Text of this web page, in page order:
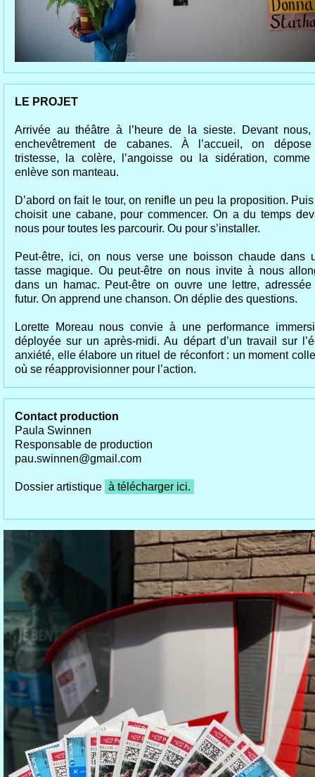
LE PROJET
Arrivée au théâtre à l’heure de la sieste. Devant nous,
enchevêtrement de cabanes. À l’accueil, on
tristesse, la colère, l’angoisse ou la sidération, comme
enlève son manteau.
D’abord on fait le tour, on renifle un peu la proposition.
choisit une cabane, pour commencer. On a du temps
nous pour toutes les parcourir. Ou pour s’installer.
Peut-être, ici, on nous verse une boisson chaude dans
tasse magique. Ou peut-être on nous invite à nous
dans un hamac. Peut-être on ouvre une lettre,
futur. On apprend une chanson. On déplie des questions.
Lorette Moreau nous convie à une performance
déployée sur un après-midi. Au départ d’un travail sur
anxiété, elle élabore un rituel de réconfort : un moment
où se réapprovisionner pour l’action.
Contact production
Paula Swinnen
Responsable de production
pau.swinnen@gmail.com
Dossier artistique à télécharger ici.